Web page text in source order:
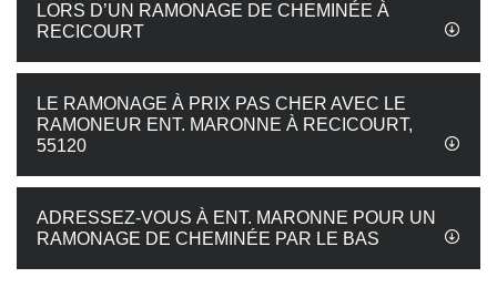
LORS D’UN RAMONAGE DE CHEMINÉE À
RECICOURT
LE RAMONAGE À PRIX PAS CHER AVEC LE
RAMONEUR ENT. MARONNE À RECICOURT,
55120
ADRESSEZ-VOUS À ENT. MARONNE POUR UN
RAMONAGE DE CHEMINÉE PAR LE BAS